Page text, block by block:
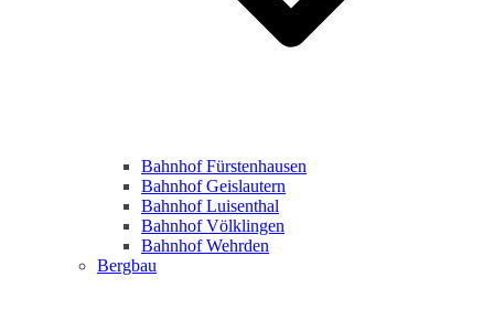
Bahnhof Fürstenhausen
Bahnhof Geislautern
Bahnhof Luisenthal
Bahnhof Völklingen
Bahnhof Wehrden
Bergbau